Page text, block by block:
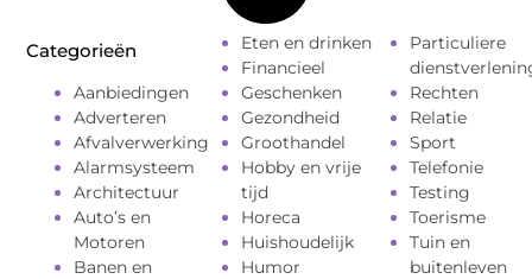
Categorieën
Aanbiedingen
Adverteren
Afvalverwerking
Alarmsysteem
Architectuur
Auto’s en
Motoren
Banen en
Eten en drinken
Financieel
Geschenken
Gezondheid
Groothandel
Hobby en vrije
tijd
Horeca
Huishoudelijk
Humor
Particuliere
Rechten
Relatie
Sport
Telefonie
Testing
Toerisme
Tuin en
buitenleven